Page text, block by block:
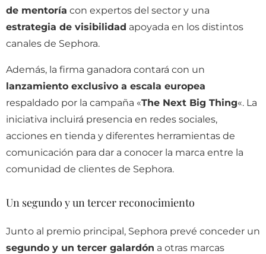
de mentoría con expertos del sector y una
estrategia de visibilidad apoyada en los distintos
canales de Sephora.
Además, la firma ganadora contará con un
lanzamiento exclusivo a escala europea
respaldado por la campaña «The Next Big Thing«. La
iniciativa incluirá presencia en redes sociales,
acciones en tienda y diferentes herramientas de
comunicación para dar a conocer la marca entre la
comunidad de clientes de Sephora.
Un segundo y un tercer reconocimiento
Junto al premio principal, Sephora prevé conceder un
segundo y un tercer galardón a otras marcas